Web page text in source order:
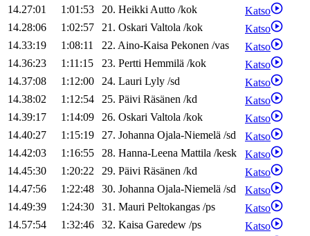
14.27:01
1:01:53 20. HeikkiAutto /kok
Katso
14.28:06
1:02:57 21. Oskari Valtola /kok
Katso
14.33:19
1:08:11 22. Aino-Kaisa Pekonen /vas
Katso
14.36:23
1:11:15 23. Pertti Hemmilä /kok
Katso
14.37:08
1:12:00 24. Lauri Lyly /sd
Katso
14.38:02
1:12:54 25. Päivi Räsänen /kd
Katso
14.39:17
1:14:09 26. Oskari Valtola /kok
Katso
14.40:27
1:15:19 27. Johanna Ojala-Niemelä /sd
Katso
14.42:03
1:16:55 28. Hanna-Leena Mattila /kesk
Katso
14.45:30
1:20:22 29. Päivi Räsänen /kd
Katso
14.47:56
1:22:48 30. Johanna Ojala-Niemelä /sd
Katso
14.49:39
1:24:30 31. Mauri Peltokangas /ps
Katso
14.57:54
1:32:46 32. Kaisa Garedew /ps
Katso